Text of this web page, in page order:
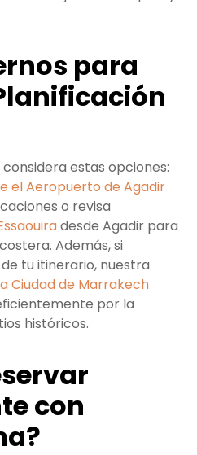
para
estas opciones:
el Aeropuerto de Agadir
o revisa
desde Agadir para
Además, si
tu itinerario, nuestra
Ciudad de Marrakech
por la
históricos.
con